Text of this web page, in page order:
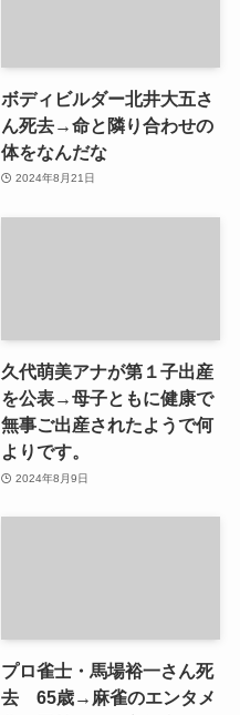
ボディビルダー北井大五さ
ん死去→命と隣り合わせの
体をなんだな
2024年8月21日
久代萌美アナが第１子出産
を公表→母子ともに健康で
無事ご出産されたようで何
よりです。
2024年8月9日
プロ雀士・馬場裕一さん死
去 65歳→麻雀のエンタメ